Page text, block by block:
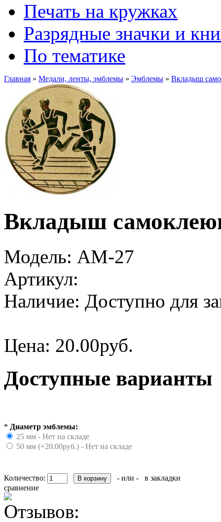
Печать на кружках
Разрядные значки и
По тематике
Главная » Медали, ленты, эмблемы » Эмблемы » Вкладыш
Вкладыш
Модель: AM-27
Артикул:
Наличие: Доступно для
Цена: 20.00руб.
Доступные варианты
* Диаметр эмблемы:
25 мм - Нет на складе
50 мм (+20.00руб.) - Нет на складе
Количество: - или -
в закладки
сравнение